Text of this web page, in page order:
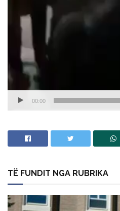
00:00
TË FUNDIT NGA RUBRIKA